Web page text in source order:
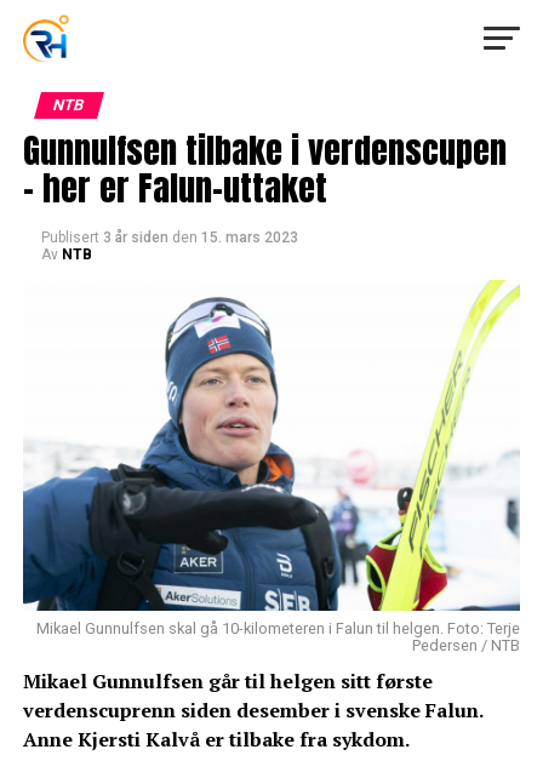
NTB
Gunnulfsen tilbake i verdenscupen
– her er Falun-uttaket
Publisert 3 år siden den 15. mars 2023
Av NTB
Mikael Gunnulfsen skal gå 10-kilometeren i Falun til helgen. Foto: Terje
Pedersen / NTB
Mikael Gunnulfsen går til helgen sitt første
verdenscuprenn siden desember i svenske Falun.
Anne Kjersti Kalvå er tilbake fra sykdom.